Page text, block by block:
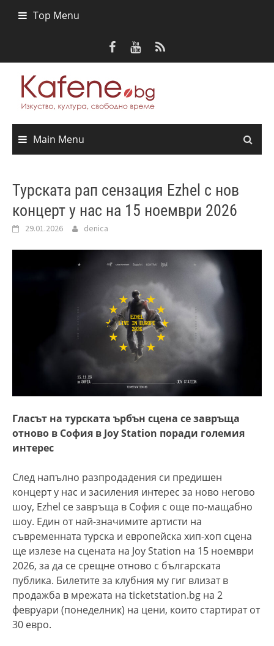
Top Menu
Main Menu
Турската рап сензация Ezhel с нов
концерт у нас на 15 ноември 2026
29.01.2026 denica
Гласът на турската ърбън сцена се завръща
отново в София в Joy Station поради големия
интерес
След напълно разпродадения си предишен
концерт у нас и засиления интерес за ново негово
шоу, Ezhel се завръща в София с още по-мащабно
шоу. Един от най-значимите артисти на
съвременната турска и европейска хип-хоп сцена
ще излезе на сцената на Joy Station на 15 ноември
2026, за да се срещне отново с българската
публика. Билетите за клубния му гиг влизат в
продажба в мрежата на ticketstation.bg на 2
февруари (понеделник) на цени, които стартират от
30 евро.